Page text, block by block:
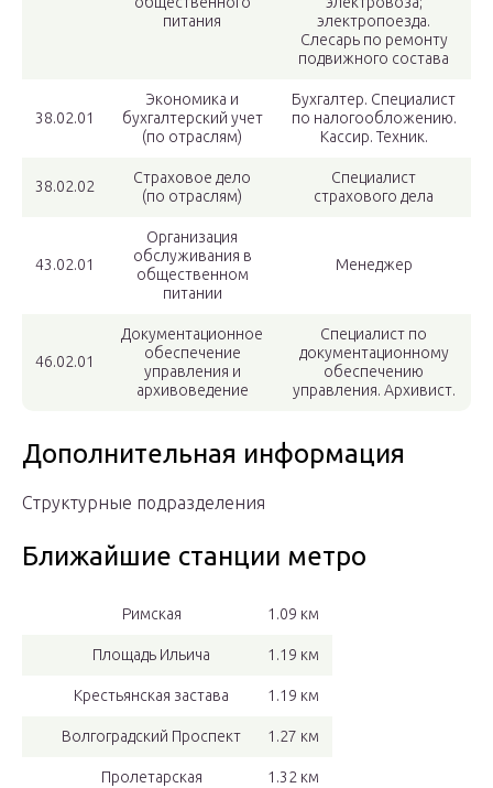
питания
электропоезда.
Слесарь по ремонту
подвижного состава
38.02.01
Экономика и
бухгалтерский учет
(по отраслям)
Бухгалтер. Специалист
по налогообложению.
Кассир. Техник.
38.02.02
Страховое дело
(по отраслям)
Специалист
страхового дела
43.02.01
Организация
обслуживания в
общественном
питании
Менеджер
46.02.01
Документационное
обеспечение
управления и
архивоведение
Специалист по
документационному
обеспечению
управления. Архивист.
Дополнительная информация
Структурные подразделения
Ближайшие станции метро
Римская 1.09 км
Площадь Ильича 1.19 км
Крестьянская застава 1.19 км
Волгоградский Проспект 1.27 км
Пролетарская 1.32 км